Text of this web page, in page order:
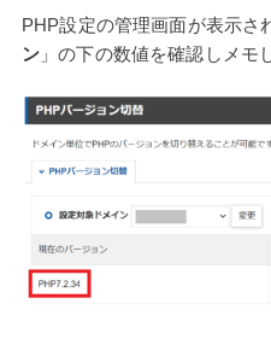
PHP設定の管理画面が表示さ
ン 」の下の数値を確認しメモ